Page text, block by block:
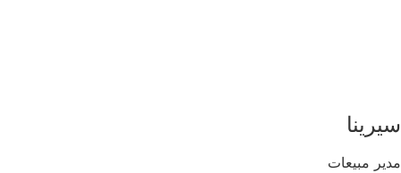
سيرينا
مدير مبيعات